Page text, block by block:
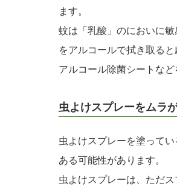
ます。
蚊は「乳酸」のにおいに
をアルコールで拭き取る
アルコール除菌シートなど
虫よけスプレーをムラ
虫よけスプレーを塗って
ある可能性があります。
虫よけスプレーは、ただ